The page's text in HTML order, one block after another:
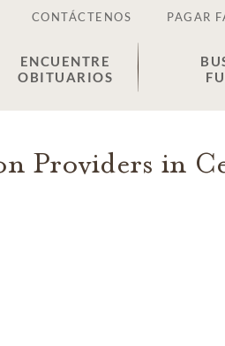
CONTÁCTENOS PAGAR
ENCUENTRE
OBITUARIOS
Providers in